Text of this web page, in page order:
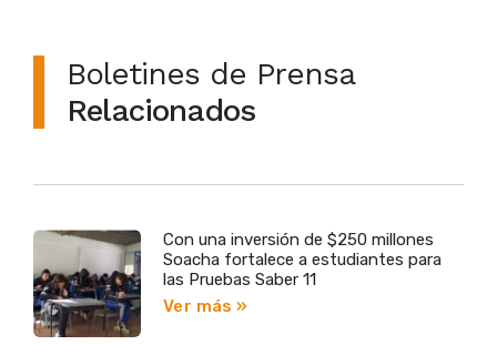
Boletines de Prensa
Relacionados
Con una inversión de $250 millones
Soacha fortalece a estudiantes para
las Pruebas Saber 11
Ver más »